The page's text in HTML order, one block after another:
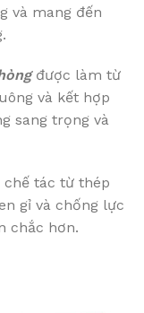
và mang đến
được làm từ
và kết hợp
sang trọng và
tác từ thép
gỉ và chống lực
chắc hơn.